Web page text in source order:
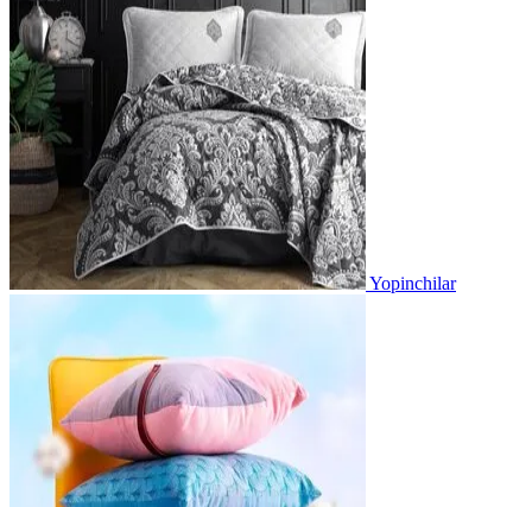
Yopinchilar